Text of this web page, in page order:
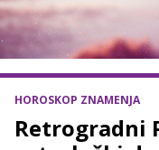
HOROSKOP ZNAMENJA
Retrogradni